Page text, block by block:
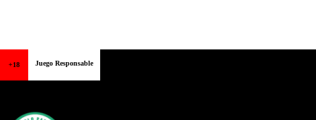
+18 Juego Responsable